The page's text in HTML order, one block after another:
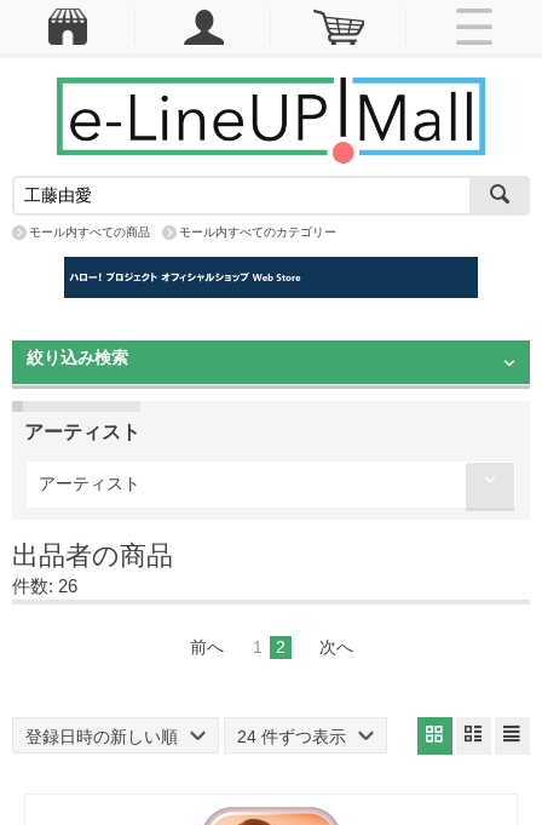
モール内すべての商品 モール内すべてのカテゴリー
絞り込み検索
アーティスト
アーティスト
出品者の商品
件数: 26
前へ 1 2 次へ
登録日時の新しい順 24 件ずつ表示